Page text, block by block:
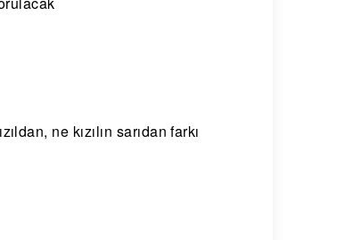
ne kızılın sarıdan farkı